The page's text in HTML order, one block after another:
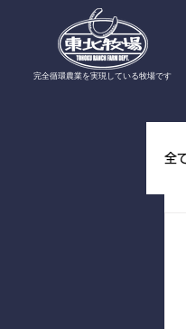
​完全循環農業を実現している牧場です
全